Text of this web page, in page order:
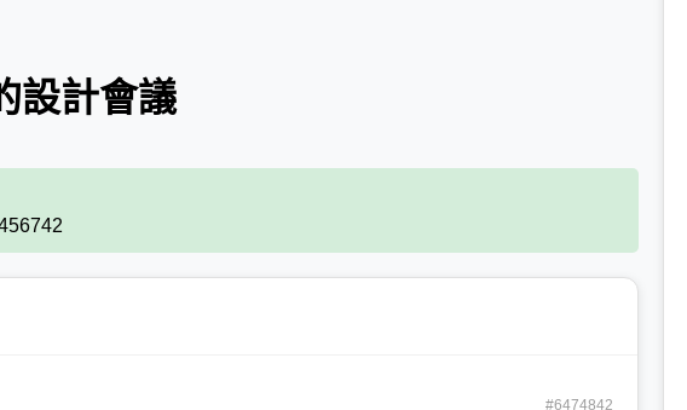
設計會議
#6474842